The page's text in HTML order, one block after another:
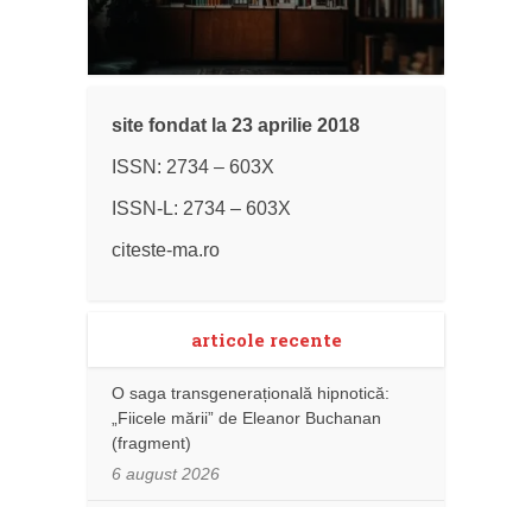
site fondat la 23 aprilie 2018
ISSN: 2734 – 603X
ISSN-L: 2734 – 603X
citeste-ma.ro
articole recente
O saga transgenerațională hipnotică:
„Fiicele mării” de Eleanor Buchanan
(fragment)
6 august 2026